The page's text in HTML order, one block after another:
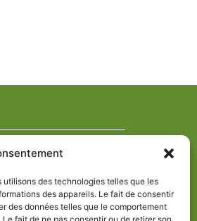
des technologies telles que les
des appareils. Le fait de consentir
des données telles que le comportement
(UE)